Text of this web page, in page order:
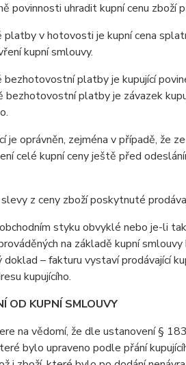
povinnosti uhradit kupní cenu zboží
v hotovosti je kupní cena
kupní smlouvy.
platby je kupující
bezhotovostní platby je závazek
oprávněn, zejména v případě, že
celé kupní ceny ještě před
z ceny zboží poskytnuté
styku obvyklé nebo je-li tak
na základě kupní
– fakturu vystaví prodávající
kupujícího.
OD KUPNÍ SMLOUVY
na vědomí, že dle ustanovení §
bylo upraveno podle přání